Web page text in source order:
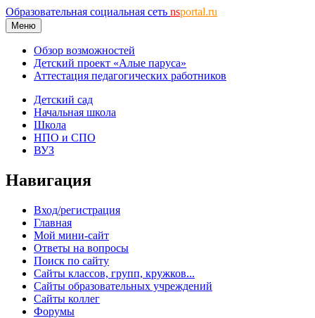
Образовательная социальная сеть nsportal.ru
Меню
Обзор возможностей
Детский проект «Алые паруса»
Аттестация педагогических работников
Детский сад
Начальная школа
Школа
НПО и СПО
ВУЗ
Навигация
Вход/регистрация
Главная
Мой мини-сайт
Ответы на вопросы
Поиск по сайту
Сайты классов, групп, кружков...
Сайты образовательных учреждений
Сайты коллег
Форумы